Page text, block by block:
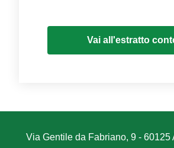
Vai all'estratto
Via Gentile da Fabriano, 9 - 60125